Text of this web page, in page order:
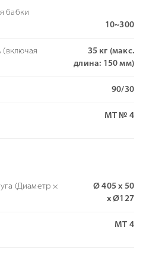
бабки
10~300
(включая
35 кг (макс.
длина: 150 мм)
90/30
МТ № 4
(Диаметр ×
Ø 405 x 50
x Ø127
МТ 4